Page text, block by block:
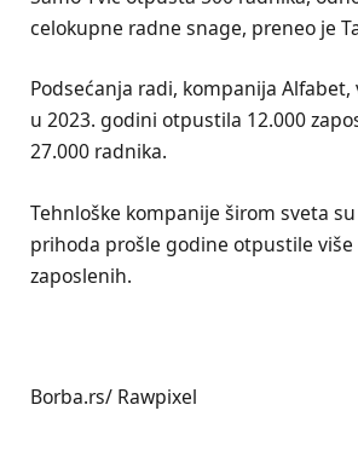
celokupne radne snage, preneo je
Podsećanja radi, kompanija Alfabet,
u 2023. godini otpustila 12.000
27.000 radnika.
Tehnloške kompanije širom sveta
prihoda prošle godine otpustile više
zaposlenih.
Borba.rs/ Rawpixel